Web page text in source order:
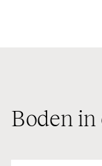
Boden in